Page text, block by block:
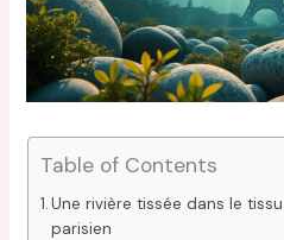
Table of Contents
Une rivière tissée dans le
parisien